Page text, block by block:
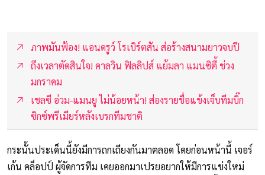
ภาพมันฟ้อง! แอนดรูว์ โรเบิร์ตสัน ส่อร้างสนามยาวจบปี
ถึงเวลาตัดสินใจ! คาลวิน ฟิลลิปส์ แย้มลา แมนซิตี้ ช่วง
มกราคม
เชลซี อ่วม-แมนยู ไม่น้อยหน้า! ส่องรายชื่อแข้งเจ็บทีมบิ๊ก
ซิกซ์พรีเมียร์หลังเบรกทีมชาติ
กระนั้นประเด็นนี้ยังมีการถกเถียงกันมาตลอด โดยก่อนหน้านี้ เจอร์
เก้น คล็อปป์ ผู้จัดการทีม เคยออกมาเปรยอยากให้มีการแข่งใหม่